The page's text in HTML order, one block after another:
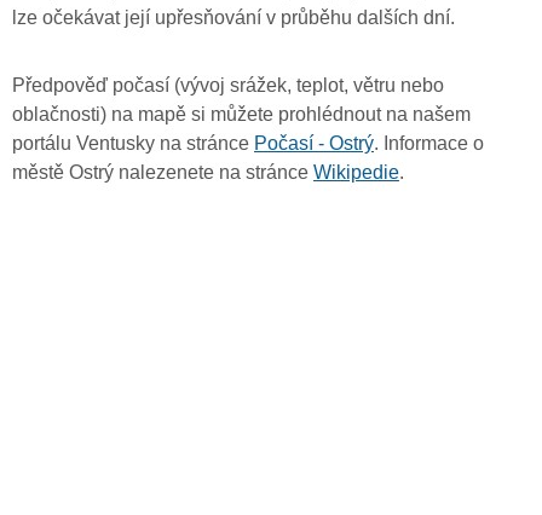
lze očekávat její upřesňování v průběhu dalších dní.
Předpověď počasí (vývoj srážek, teplot, větru nebo
oblačnosti) na mapě si můžete prohlédnout na našem
portálu Ventusky na stránce Počasí - Ostrý. Informace o
městě Ostrý nalezenete na stránce Wikipedie.